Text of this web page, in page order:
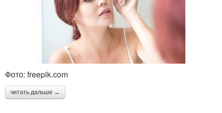
Фото: freepik.com
читать дальше →